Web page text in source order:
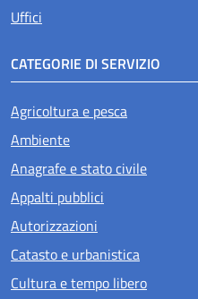
Uffici
CATEGORIE DI SERVIZIO
Agricoltura e pesca
Ambiente
Anagrafe e stato civile
Appalti pubblici
Autorizzazioni
Catasto e urbanistica
Cultura e tempo libero